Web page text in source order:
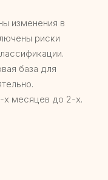
изменения в
риски
база для
х месяцев до 2-х.